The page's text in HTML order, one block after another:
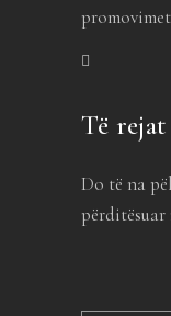
Të
Do të na